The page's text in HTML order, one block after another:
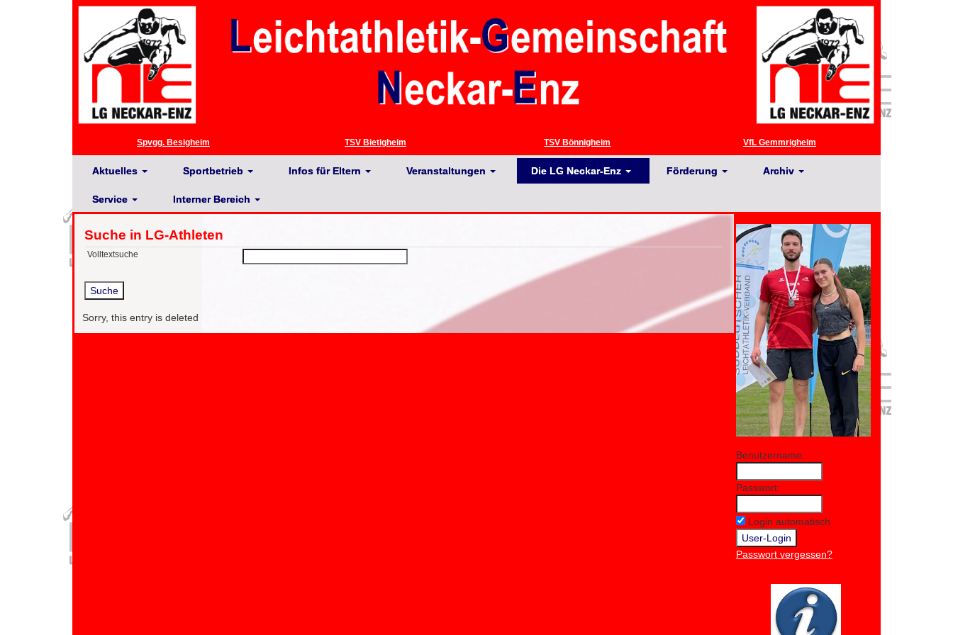
Spvgg. Besigheim TSV Bietigheim TSV Bönnigheim VfL Gemmrigheim
Aktuelles Sportbetrieb Infos für Eltern Veranstaltungen Die LG Neckar-Enz Förderung Archiv
Service Interner Bereich
Suche in LG-Athleten
Volltextsuche
Sorry, this entry is deleted
Benutzername:
Passwort:
Login automatisch
Passwort vergessen?